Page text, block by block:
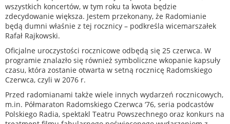
wszystkich koncertów, w tym roku ta kwota będzie
zdecydowanie większa. Jestem przekonany, że Radomianie
będą dumni właśnie z tej rocznicy – podkreśla wicemarszałek
Rafał Rajkowski.
Oficjalne uroczystości rocznicowe odbędą się 25 czerwca. W
programie znalazło się również symboliczne wkopanie kapsuły
czasu, która zostanie otwarta w setną rocznicę Radomskiego
Czerwca, czyli w 2076 r.
Przed radomianami także wiele innych wydarzeń rocznicowych,
m.in. Półmaraton Radomskiego Czerwca ‘76, seria podcastów
Polskiego Radia, spektakl Teatru Powszechnego oraz konkurs na